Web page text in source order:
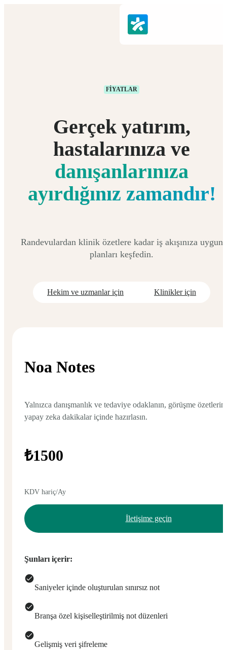
FIYATLAR
Gerçek yatırım,
hastalarınıza ve
danışanlarınıza
ayırdığınız zamandır!
Randevulardan klinik özetlere kadar iş akışınıza uygun
planları keşfedin.
Hekim ve uzmanlar için Klinikler için
Noa Notes
Yalnızca danışmanlık ve tedaviye odaklanın, görüşme
yapay zeka dakikalar içinde hazırlasın.
₺1500
KDV hariç/Ay
İletişime geçin
Şunları içerir:
Saniyeler içinde oluşturulan sınırsız not
Branşa özel kişiselleştirilmiş not düzenleri
Gelişmiş veri şifreleme